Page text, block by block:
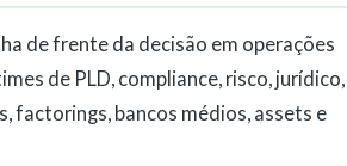
de frente da decisão em operações
de PLD, compliance, risco, jurídico,
factorings, bancos médios, assets e